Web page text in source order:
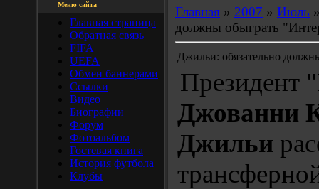
Меню сайта
Главная страница
Обратная связь
FIFA
UEFA
Обмен баннерами
Ссылки
Видео
Биографии
Форум
Фотоальбом
Гостевая книга
История футбола
Клубы
Главная » 2007 » Июль
должны обыграть
Джильи: обязательно
Президент
Джованни
Джильи